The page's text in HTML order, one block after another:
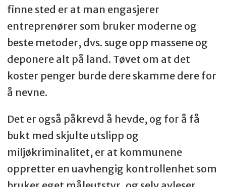
finne sted er at man engasjerer
entreprenører som bruker moderne og
beste metoder, dvs. suge opp massene og
deponere alt på land. Tøvet om at det
koster penger burde dere skamme dere for
å nevne.
Det er også påkrevd å hevde, og for å få
bukt med skjulte utslipp og
miljøkriminalitet, er at kommunene
oppretter en uavhengig kontrollenhet som